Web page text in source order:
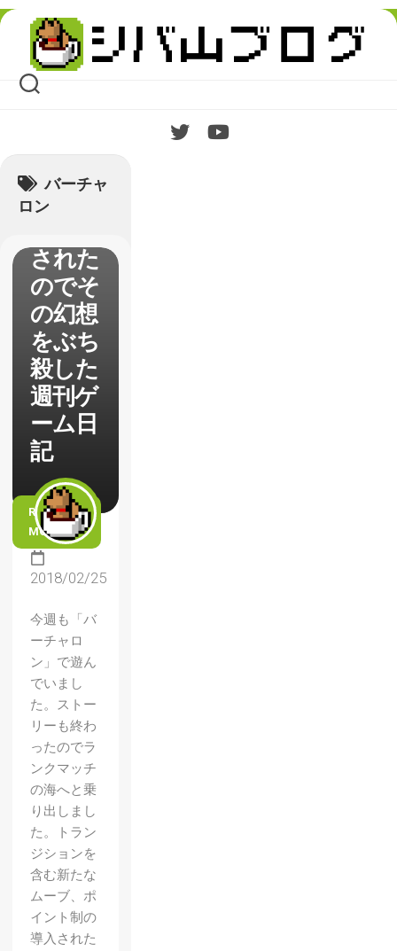
Skip
content
バーチャ
ロン
る魔術
の電脳
戦機
（バー
ン）】
でその
幻想を
された
のでそ
の幻想
をぶち
殺した
週刊ゲ
ーム日
記
READ
MORE
2018/02/25
今週も「バ
ーチャロ
ン」で遊ん
でいまし
た。ストー
リーも終わ
ったのでラ
ンクマッチ
の海へと乗
り出しまし
た。トラン
ジションを
含む新たな
ムーブ、ポ
イント制の
導入された